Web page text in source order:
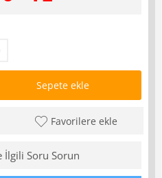
Sepete ekle
Favorilere ekle
İlgili Soru Sorun